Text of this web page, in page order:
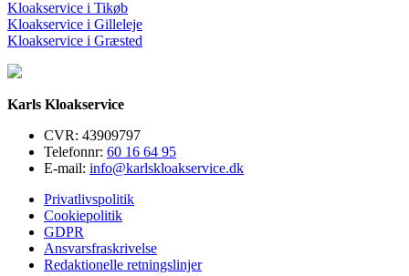
Kloakservice i Tikøb
Kloakservice i Gilleleje
Kloakservice i Græsted
Karls Kloakservice
CVR: 43909797
Telefonnr: 60 16 64 95
E-mail: info@karlskloakservice.dk
Privatlivspolitik
Cookiepolitik
GDPR
Ansvarsfraskrivelse
Redaktionelle retningslinjer